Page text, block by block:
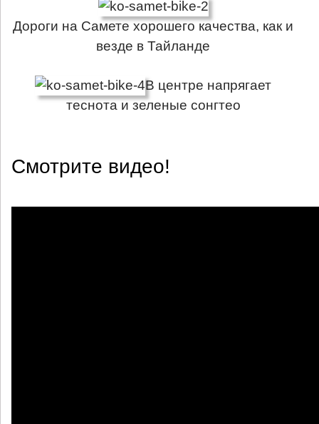
Дороги на Самете хорошего качества, как и
везде в Тайланде
В центре напрягает
теснота и зеленые сонгтео
Смотрите видео!